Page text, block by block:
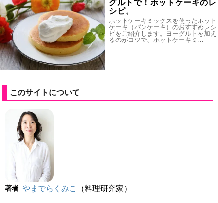
グルトで！ホットケーキのレ
シピ。
ホットケーキミックスを使ったホット
ケーキ（パンケーキ）のおすすめレシ
ピをご紹介します。ヨーグルトを加え
るのがコツで、ホットケーキミ…
このサイトについて
著者 やまでらくみこ （料理研究家）